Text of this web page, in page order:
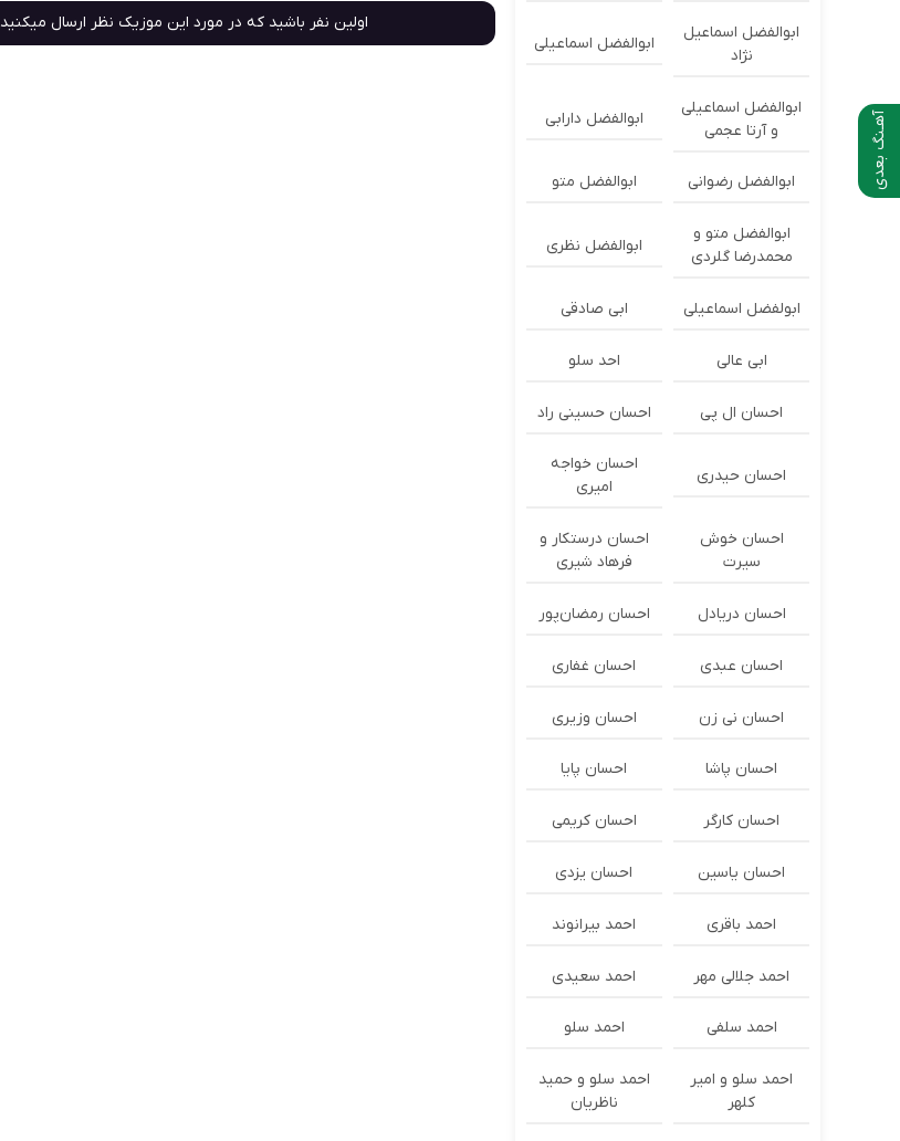
آهـنگ بعدی
اولین نفر باشید که در مورد این موزیک نظر ارسال میکنید
ابوالفضل اسماعیل
نژاد
ابوالفضل اسماعیلی
ابوالفضل اسماعیلی
و آرتا عجمی
ابوالفضل دارابی
ابوالفضل رضوانی ابوالفضل متو
ابوالفضل متو و
محمدرضا گلردی
ابوالفضل نظری
ابولفضل اسماعیلی ابی صادقی
ابی عالی احد سلو
احسان ال پی احسان حسینی راد
احسان حیدری
احسان خواجه
امیری
احسان خوش
سیرت
احسان درستكار و
فرهاد شيرى
احسان دریادل احسان رمضان‌پور
احسان عبدی احسان غفاری
احسان نی زن احسان وزیری
احسان پاشا احسان پایا
احسان کارگر احسان کریمی
احسان یاسین احسان یزدی
احمد باقری احمد بیرانوند
احمد جلالی مهر احمد سعیدی
احمد سلفی احمد سلو
احمد سلو و امیر
کلهر
احمد سلو و حمید
ناظریان